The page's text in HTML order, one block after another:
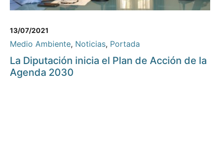
13/07/2021
Medio Ambiente, Noticias, Portada
La Diputación inicia el Plan de Acción de la
Agenda 2030